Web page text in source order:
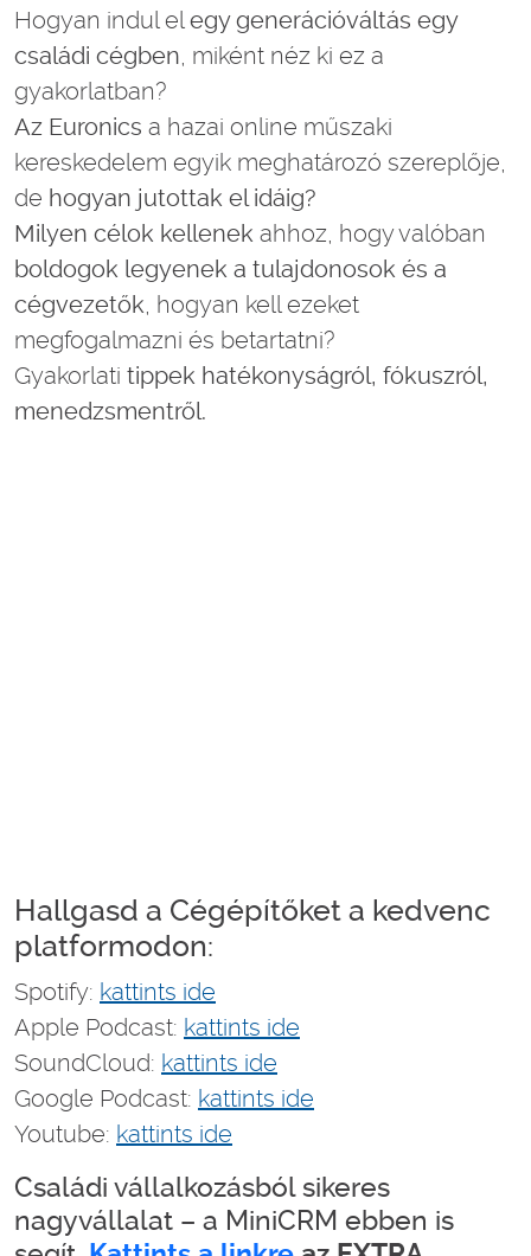
Hogyan indul elegy generációváltás egy
családi cégben, miként néz ki ez a
gyakorlatban?
Az Euronics a hazai online műszaki
kereskedelem egyik meghatározó szereplője,
de hogyan jutottak el idáig?
Milyen célok kellenek ahhoz, hogy valóban
boldogok legyenek a tulajdonosok és a
cégvezetők, hogyan kell ezeket
megfogalmazni és betartatni?
Gyakorlati tippek hatékonyságról, fókuszról,
menedzsmentről.
Hallgasd a Cégépítőket a kedvenc
platformodon:
Spotify: kattints ide
Apple Podcast: kattints ide
SoundCloud: kattints ide
Google Podcast: kattints ide
Youtube: kattints ide
Családi vállalkozásból sikeres
nagyvállalat – a MiniCRM ebben is